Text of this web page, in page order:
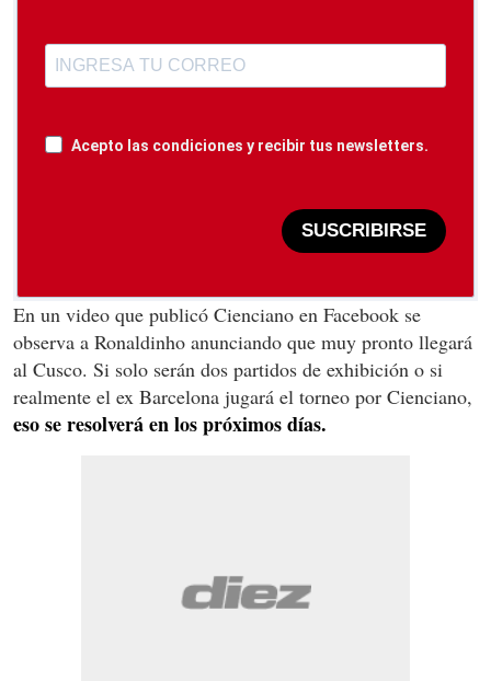
Acepto las condiciones y recibir tus newsletters.
SUSCRIBIRSE
En un video que publicó Cienciano en Facebook se
observa a Ronaldinho anunciando que muy pronto llegará
al Cusco. Si solo serán dos partidos de exhibición o si
realmente el ex Barcelona jugará el torneo por Cienciano,
eso se resolverá en los próximos días.